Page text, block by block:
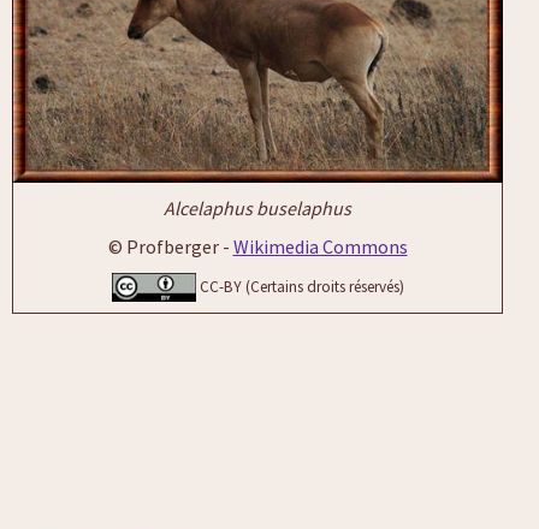
Alcelaphus buselaphus
© Profberger - Wikimedia Commons
CC-BY (Certains droits réservés)